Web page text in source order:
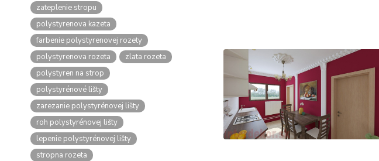
zateplenie stropu
polystyrenova kazeta
farbenie polystyrenovej rozety
polystyrenova rozeta
zlata rozeta
polystyren na strop
polystyrénové lišty
zarezanie polystyrénovej lišty
roh polystyrénovej lišty
lepenie polystyrénovej lišty
stropna rozeta